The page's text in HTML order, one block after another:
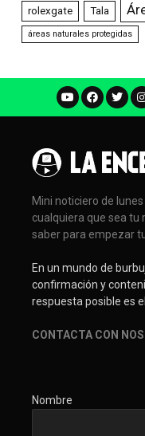
rolexgate Tala
áreas naturales protegidas
Mini noticiero de
cualquiera que sea
saber para empezar
En un mundo de
confirmación y
respuesta posible es
CONTACTA CON
Nombre